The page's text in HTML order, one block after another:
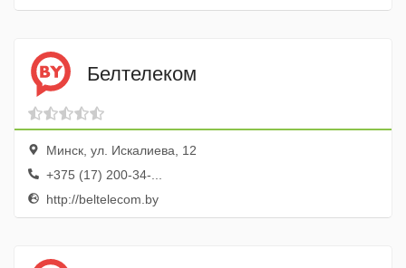
Белтелеком
Минск, ул. Искалиева, 12
+375 (17) 200-34-...
http://beltelecom.by